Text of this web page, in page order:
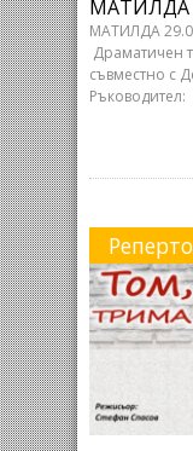
МАТИЛДА
МАТИЛДА
Драматичен
съвместно с
Ръководител: